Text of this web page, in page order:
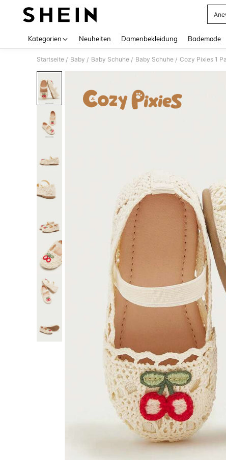
Kategorien Neuheiten Damenbekleidung Bademode
Startseite / Baby / Baby Schuhe / Baby Schuhe / Cozy Pixies 1